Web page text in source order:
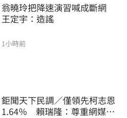
翁曉玲把降速演習喊成斷網
王定宇：造謠
1小時前
鉅聞天下民調／僅領先柯志恩
1.64％ 賴瑞隆：尊重網媒特